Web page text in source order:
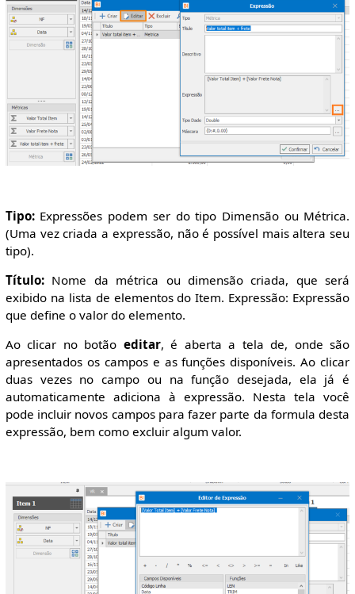
Tipo:Expressões podem ser do tipo Dimensão ou Métrica.
(Uma vez criada a expressão, não é possível mais altera seu
tipo).
Título:Nome da métrica ou dimensão criada, que será
exibido na lista de elementos do Item. Expressão: Expressão
que define o valor do elemento.
Ao clicar no botão editar, é aberta a tela de, onde são
apresentados os campos e as funções disponíveis. Ao clicar
duas vezes no campo ou na função desejada, ela já é
automaticamente adiciona à expressão. Nesta tela você
pode incluir novos campos para fazer parte da formula desta
expressão, bem como excluir algum valor.